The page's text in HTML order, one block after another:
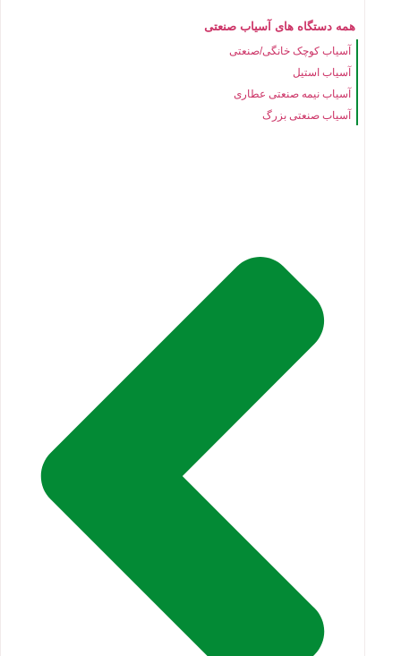
همه دستگاه های آسیاب صنعتی
آسیاب کوچک خانگی/صنعتی
آسیاب استیل
آسیاب نیمه صنعتی عطاری
آسیاب صنعتی بزرگ